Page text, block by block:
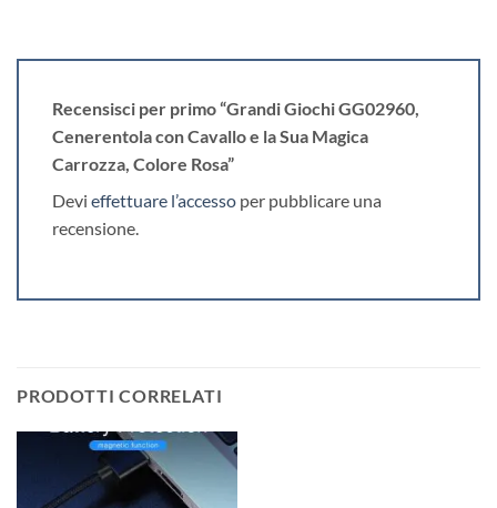
Recensisci per primo “Grandi Giochi GG02960,
Cenerentola con Cavallo e la Sua Magica
Carrozza, Colore Rosa”
Devi effettuare l’accesso per pubblicare una
recensione.
PRODOTTI CORRELATI